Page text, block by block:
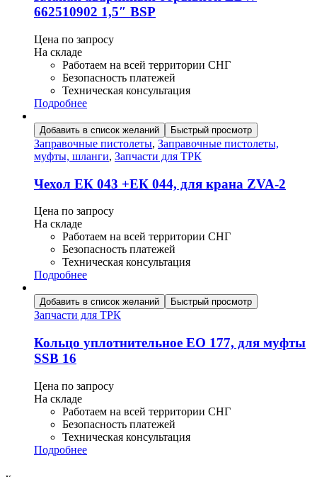
662510902 1,5″ BSP
Цена по запросу
На складе
Работаем на всей территории СНГ
Безопасность платежей
Техническая консультация
Подробнее
Добавить в список желаний Быстрый просмотр
Заправочные пистолеты, Заправочные пистолеты,
муфты, шланги, Запчасти для ТРК
Чехол ЕК 043 +ЕК 044, для крана ZVA-2
Цена по запросу
На складе
Работаем на всей территории СНГ
Безопасность платежей
Техническая консультация
Подробнее
Добавить в список желаний Быстрый просмотр
Запчасти для ТРК
Кольцо уплотнительное ЕО 177, для муфты
SSB 16
Цена по запросу
На складе
Работаем на всей территории СНГ
Безопасность платежей
Техническая консультация
Подробнее